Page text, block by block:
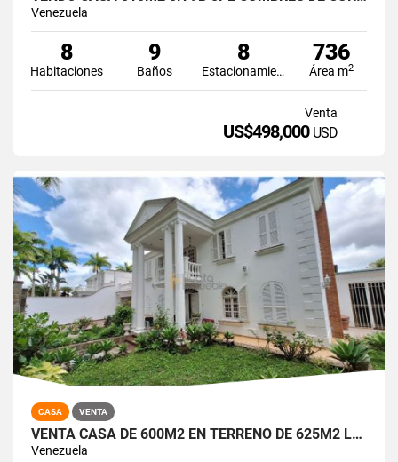
Venezuela
8
Habitaciones
9
Baños
8
Estacionamiento
736
Área m2
Venta
US$498,000 USD
CASA VENTA
VENTA CASA DE 600M2 EN TERRENO DE 625M2 LOMAS DE LA LAGUNITA
Venezuela